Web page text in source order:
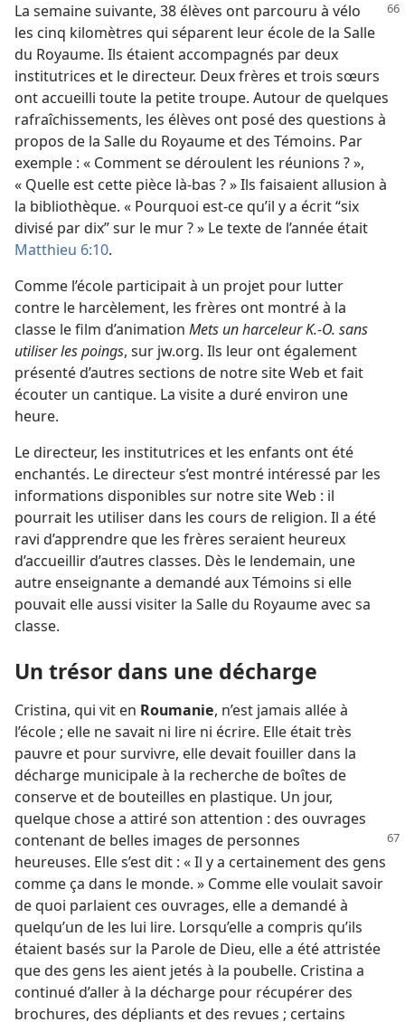
La semaine suivante, 38 élèves ont parcouru à vélo
les cinq kilomètres qui séparent leur école de la Salle
du Royaume. Ils étaient accompagnés par deux
institutrices et le directeur. Deux frères et trois sœurs
ont accueilli toute la petite troupe. Autour de quelques
rafraîchissements, les élèves ont posé des questions à
propos de la Salle du Royaume et des Témoins. Par
exemple : « Comment se déroulent les réunions ? »,
« Quelle est cette pièce là-bas ? » Ils faisaient allusion à
la bibliothèque. « Pourquoi est-​ce qu’il y a écrit “six
divisé par dix” sur le mur ? » Le texte de l’année était
Matthieu 6:10.
Comme l’école participait à un projet pour lutter
contre le harcèlement, les frères ont montré à la
classe le film d’animation Mets un harceleur K.-O. sans
utiliser les poings, sur jw.org. Ils leur ont également
présenté d’autres sections de notre site Web et fait
écouter un cantique. La visite a duré environ une
heure.
Le directeur, les institutrices et les enfants ont été
enchantés. Le directeur s’est montré intéressé par les
informations disponibles sur notre site Web : il
pourrait les utiliser dans les cours de religion. Il a été
ravi d’apprendre que les frères seraient heureux
d’accueillir d’autres classes. Dès le lendemain, une
autre enseignante a demandé aux Témoins si elle
pouvait elle aussi visiter la Salle du Royaume avec sa
classe.
Un trésor dans une décharge
Cristina, qui vit en Roumanie, n’est jamais allée à
l’école ; elle ne savait ni lire ni écrire. Elle était très
pauvre et pour survivre, elle devait fouiller dans la
décharge municipale à la recherche de boîtes de
conserve et de bouteilles en plastique. Un jour,
quelque chose a attiré son attention : des ouvrages
contenant de belles images de personnes
heureuses. Elle s’est dit : « Il y a certainement des gens
comme ça dans le monde. » Comme elle voulait savoir
de quoi parlaient ces ouvrages, elle a demandé à
quelqu’un de les lui lire. Lorsqu’elle a compris qu’ils
étaient basés sur la Parole de Dieu, elle a été attristée
que des gens les aient jetés à la poubelle. Cristina a
continué d’aller à la décharge pour récupérer des
brochures, des dépliants et des revues ; certains